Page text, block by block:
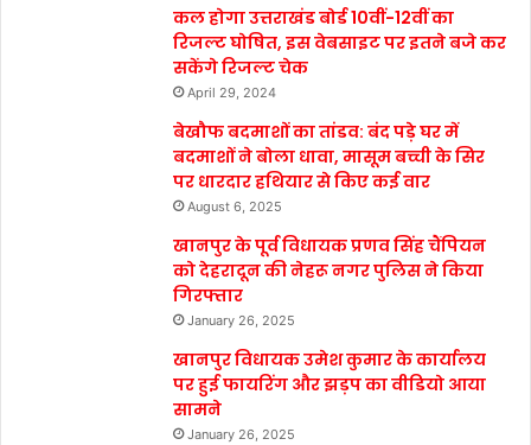
कल होगा उत्तराखंड बोर्ड 10वीं-12वीं का
रिजल्ट घोषित, इस वेबसाइट पर इतने बजे कर
सकेंगे रिजल्ट चेक
April 29, 2024
बेखौफ बदमाशों का तांडव: बंद पड़े घर में
बदमाशों ने बोला धावा, मासूम बच्ची के सिर
पर धारदार हथियार से किए कई वार
August 6, 2025
खानपुर के पूर्व विधायक प्रणव सिंह चैंपियन
को देहरादून की नेहरू नगर पुलिस ने किया
गिरफ्तार
January 26, 2025
खानपुर विधायक उमेश कुमार के कार्यालय
पर हुई फायरिंग और झड़प का वीडियो आया
सामने
January 26, 2025